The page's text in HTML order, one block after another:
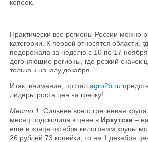
копеек.
Практически все регионы России можно
категории. К первой относятся области,
подорожала за неделю с 10 по 17
догоняющие регионы, где резкий скачек
только к началу декабря.
Итак, внимание, портал agro2b.ru
лидеры роста цен на гречку!
Место 1.
Сильнее всего гречневая
месяц подскочила в цене в Иркутске – на
еще в конце октября килограмм крупы
26 рублей 73 копейки, то на 1 декабря